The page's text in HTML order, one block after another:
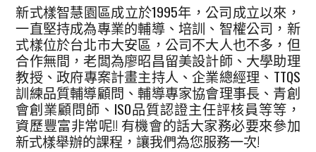
新式樣智慧園區成立於1995年，公司成立以來，
一直堅持成為專業的輔導、培訓、智權公司，新
式樣位於台北市大安區，公司不大人也不多，但
合作無間，老闆為廖昭昌留美設計師、大學助理
教授、政府專案計畫主持人、企業總經理、TTQS
訓練品質輔導顧問、輔導專家協會理事長、青創
會創業顧問師、ISO品質認證主任評核員等等，
資歷豐富非常呢!! 有機會的話大家務必要來參加
新式樣舉辦的課程，讓我們為您服務一次!